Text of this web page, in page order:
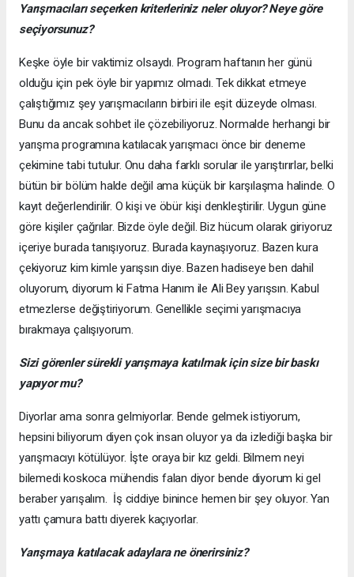
Yarışmacıları seçerken kriterleriniz neler oluyor? Neye göre
seçiyorsunuz?
Keşke öyle bir vaktimiz olsaydı. Program haftanın her günü
olduğu için pek öyle bir yapımız olmadı. Tek dikkat etmeye
çalıştığımız şey yarışmacıların birbiri ile eşit düzeyde olması.
Bunu da ancak sohbet ile çözebiliyoruz. Normalde herhangi bir
yarışma programına katılacak yarışmacı önce bir deneme
çekimine tabi tutulur. Onu daha farklı sorular ile yarıştırırlar, belki
bütün bir bölüm halde değil ama küçük bir karşılaşma halinde. O
kayıt değerlendirilir. O kişi ve öbür kişi denkleştirilir. Uygun güne
göre kişiler çağrılar. Bizde öyle değil. Biz hücum olarak giriyoruz
içeriye burada tanışıyoruz. Burada kaynaşıyoruz. Bazen kura
çekiyoruz kim kimle yarışsın diye. Bazen hadiseye ben dahil
oluyorum, diyorum ki Fatma Hanım ile Ali Bey yarışsın. Kabul
etmezlerse değiştiriyorum. Genellikle seçimi yarışmacıya
bırakmaya çalışıyorum.
Sizi görenler sürekli yarışmaya katılmak için size bir baskı
yapıyor mu?
Diyorlar ama sonra gelmiyorlar. Bende gelmek istiyorum,
hepsini biliyorum diyen çok insan oluyor ya da izlediği başka bir
yarışmacıyı kötülüyor. İşte oraya bir kız geldi. Bilmem neyi
bilemedi koskoca mühendis falan diyor bende diyorum ki gel
beraber yarışalım. İş ciddiye binince hemen bir şey oluyor. Yan
yattı çamura battı diyerek kaçıyorlar.
Yarışmaya katılacak adaylara ne önerirsiniz?